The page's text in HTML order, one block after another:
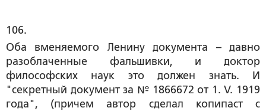
106.
Оба вменяемого Ленину документа – давно
разоблаченные фальшивки, и доктор
философских наук это должен знать. И
"секретный документ за № 1866672 от 1. V. 1919
года", (причем автор сделал копипаст с